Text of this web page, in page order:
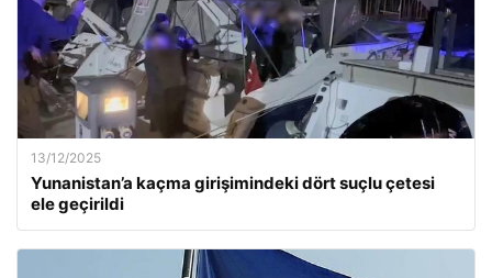
13/12/2025
Yunanistan’a kaçma girişimindeki dört suçlu çetesi
ele geçirildi